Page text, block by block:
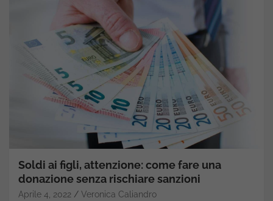
Soldi ai figli, attenzione: come fare una
donazione senza rischiare sanzioni
Aprile 4, 2022 Veronica Caliandro